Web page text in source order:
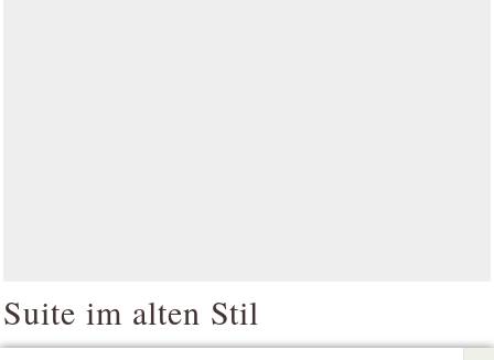
Suite im alten Stil